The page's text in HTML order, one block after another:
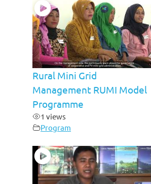
Rural Mini Grid
Management RUMI Model
Programme
1 views
Program